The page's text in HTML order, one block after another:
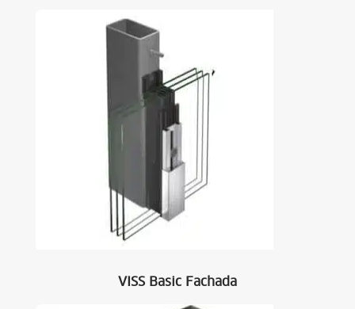
VISS Basic Fachada